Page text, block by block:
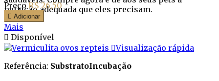
nutrição adequada que eles precisam.
Preço R$ 26,50
 Adicionar
Mais
 Disponível
Visualização rápida
Referência: SubstratoIncubação